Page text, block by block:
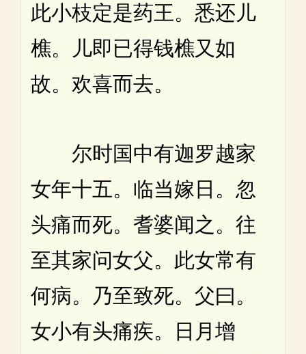
此小枝定是药王。悉还儿
樵。儿即已得钱樵又如
故。欢喜而去。
尔时国中有迦罗越家
女年十五。临当嫁日。忽
头痛而死。耆婆闻之。往
至其家问女父。此女常有
何病。乃至致死。父曰。
女小有头痛疾。日月增